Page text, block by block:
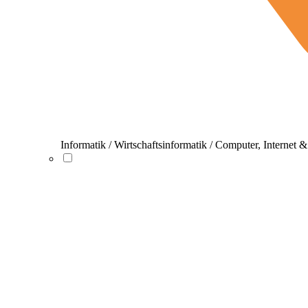
Informatik / Wirtschaftsinformatik / Computer, Internet